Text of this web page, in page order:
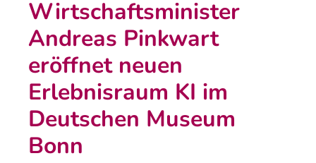
Wirtschaftsminister
Andreas Pinkwart
eröffnet neuen
Erlebnisraum KI im
Deutschen Museum
Bonn